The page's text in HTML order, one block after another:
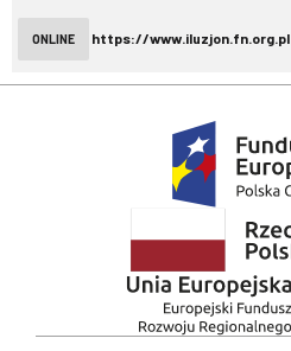
ONLINE https://www.iluzjon.fn.org.pl